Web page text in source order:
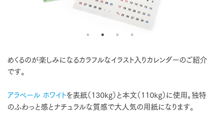
めくるのが楽しみになるカラフルなイラスト入りカレンダーのご紹介
です。
アラベール ホワイトを表紙（130kg）と本文（110kg）に使用。独特
のふわっと感とナチュラルな質感で大人気の用紙になります。